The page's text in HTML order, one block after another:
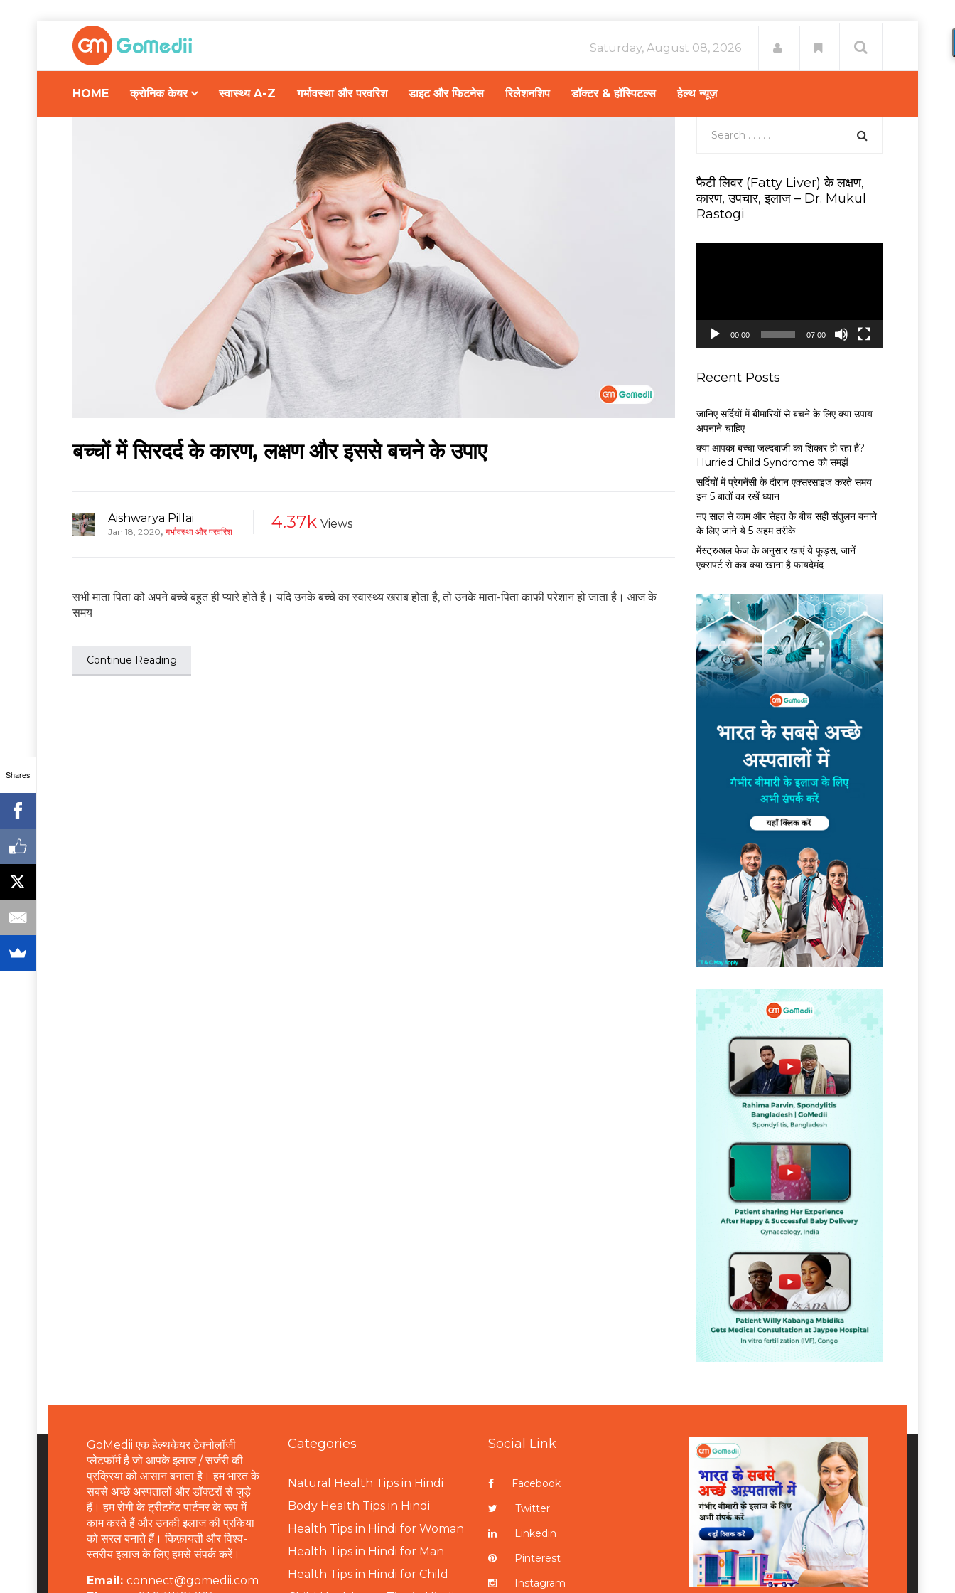
Saturday, August 08, 2026
HOME क्रोनिक केयर स्वास्थ्य A-Z गर्भावस्था और परवरिश डाइट और फिटनेस रिलेशनशिप डॉक्टर & हॉस्पिटल्स हेल्थ न्यूज़
बच्चों में सिरदर्द के कारण, लक्षण और इससे बचने के उपाए
Aishwarya Pillai
Jan 18, 2020, गर्भावस्था और परवरिश 4.37k Views
सभी माता पिता को अपने बच्चे बहुत ही प्यारे होते है। यदि उनके बच्चे का स्वास्थ्य खराब होता है, तो उनके माता-पिता काफी परेशान हो जाता है। आज के
समय
Continue Reading
फैटी लिवर (Fatty Liver) के लक्षण,
कारण, उपचार, इलाज – Dr. Mukul
Rastogi
y
00:00 07:00
Recent Posts
जानिए सर्दियों में बीमारियों से बचने के लिए क्या उपाय
अपनाने चाहिए
क्या आपका बच्चा जल्दबाज़ी का शिकार हो रहा है?
Hurried Child Syndrome को समझें
सर्द‍ियों में प्रेगनेंसी के दौरान एक्सरसाइज करते समय
इन 5 बातों का रखें ध्यान
नए साल से काम और सेहत के बीच सही संतुलन बनाने
के लिए जाने ये 5 अहम तरीके
मेंस्ट्रुअल फेज के अनुसार खाएं ये फूड्स, जानें
एक्सपर्ट से कब क्या खाना है फायदेमंद
GoMedii एक हेल्थकेयर टेक्नोलॉजी
प्लेटफॉर्म है जो आपके इलाज / सर्जरी की
प्रक्रिया को आसान बनाता है। हम भारत के
सबसे अच्छे अस्पतालों और डॉक्टरों से जुड़े
हैं। हम रोगी के ट्रीटमेंट पार्टनर के रूप में
काम करते हैं और उनकी इलाज की प्रकिया
को सरल बनाते हैं। किफ़ायती और विश्व-
स्तरीय इलाज के लिए हमसे संपर्क करें।
Email: connect@gomedii.com
Categories
Natural Health Tips in Hindi
Body Health Tips in Hindi
Health Tips in Hindi for Woman
Health Tips in Hindi for Man
Health Tips in Hindi for Child
Social Link
Facebook
Twitter
Linkedin
Pinterest
Instagram
Shares